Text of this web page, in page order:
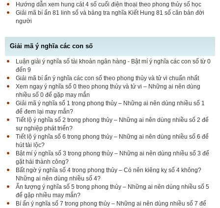
Hướng dẫn xem hung cát 4 số cuối điện thoại theo phong thủy số học
Giải mã bí ẩn 81 linh số và bảng tra nghĩa Kiết Hung 81 số căn bản đời
người
Giải mã ý nghĩa các con số
Luận giải ý nghĩa số tài khoản ngân hàng - Bật mí ý nghĩa các con số từ 0
đến 9
Giải mã bí ẩn ý nghĩa các con số theo phong thủy và tử vi chuẩn nhất
Xem ngay ý nghĩa số 0 theo phong thủy và tử vi – Những ai nên dùng
nhiều số 0 để gặp may mắn
Giải mã ý nghĩa số 1 trong phong thủy – Những ai nên dùng nhiều số 1
để đem lại may mắn?
Tiết lộ ý nghĩa số 2 trong phong thủy – Những ai nên dùng nhiều số 2 để
sự nghiệp phát triển?
Tiết lộ ý nghĩa số 6 trong phong thủy – Những ai nên dùng nhiều số 6 để
hút tài lộc?
Bật mí ý nghĩa số 3 trong phong thủy – Những ai nên dùng nhiều số 3 để
gặt hái thành công?
Bất ngờ ý nghĩa số 4 trong phong thủy – Có nên kiêng kỵ số 4 không?
Những ai nên dùng nhiều số 4?
Ấn tượng ý nghĩa số 5 trong phong thủy – Những ai nên dùng nhiều số 5
để gặp nhiều may mắn?
Bí ẩn ý nghĩa số 7 trong phong thủy – Những ai nên dùng nhiều số 7 để